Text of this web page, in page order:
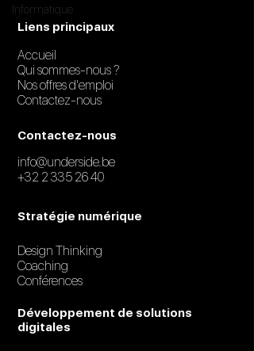
Informatique
Liens principaux
Accueil
Qui sommes-nous ?
Nos offres d'emploi
Contactez-nous
Contactez-nous
info@underside.be
+32 2 335 26 40
Stratégie numérique
Design Thinking
Coaching
Conférences
Développement de solutions
digitales